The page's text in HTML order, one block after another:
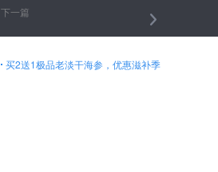
习近平致中国科学院青藏高原综合科学考
下一篇
买2送1极品老淡干海参，优惠滋补季